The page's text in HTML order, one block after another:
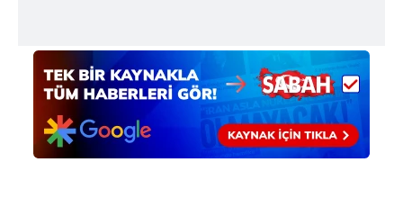
Sitemizde kendimize ve üçüncü kişilere ait çerezler
kullanılmaktadır. Bu çerezler vasıtasıyla çeşitli kişisel
verileriniz işlenmekte olup gerekli olan çerezler bilgi
toplumu hizmetlerinin sunulması amacıyla
kullanılmaktadır. Diğer çerezler, sitemizin daha işlevsel
kılınması ve kişiselleştirilmesi ve sizlere yönelik